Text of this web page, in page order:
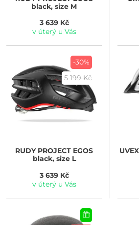
black, size M
3 639 Kč
v úterý u Vás
-30%
5 199 Kč
RUDY PROJECT EGOS
black, size L
3 639 Kč
v úterý u Vás
UVEX